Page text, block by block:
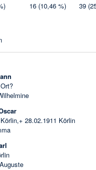
16 (10,46 %) 39
28.02.1911 Körlin